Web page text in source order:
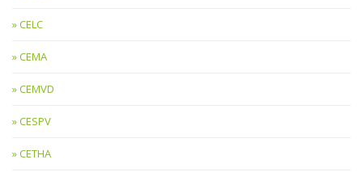
CELC
CEMA
CEMVD
CESPV
CETHA